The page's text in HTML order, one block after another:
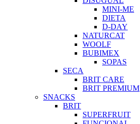
MINI-ME
DIETA
D-DAY
NATURCAT
WOOLF
BUBIMEX
SOPAS
SECA
BRIT CARE
BRIT PREMIUM
SNACKS
BRIT
SUPERFRUIT